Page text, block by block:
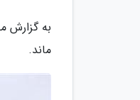
به گزارش
ماند.